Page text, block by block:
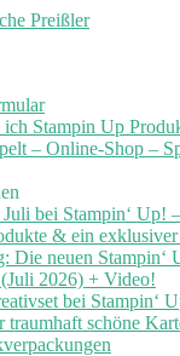
Stampin Up
– Online-Shop –
bei Stampin‘ Up!
& ein
Die neuen Stampin‘
2026) + Video!
bei Stampin‘
traumhaft schöne